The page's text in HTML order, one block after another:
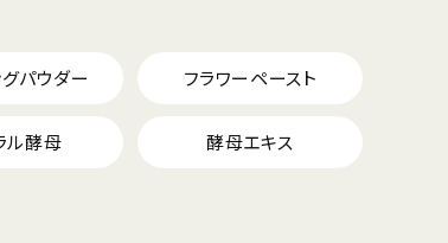
パウダー フラワーペースト
ル酵母 酵母エキス